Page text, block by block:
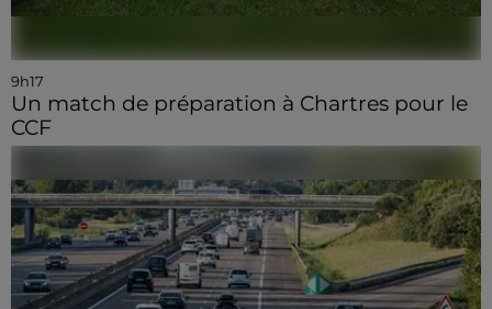
9h17
Un match de préparation à Chartres pour le
CCF